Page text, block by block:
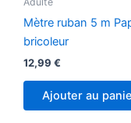
Mètre ruban 5 m
bricoleur
12,99 €
Ajouter au